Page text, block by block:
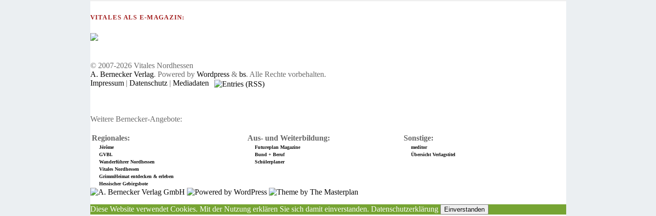
VITALES ALS E-MAGAZIN:
© 2007-2026 Vitales Nordhessen
A. Bernecker Verlag. Powered by Wordpress& bs. Alle Rechte vorbehalten.
Impressum| Datenschutz| Mediadaten
Weitere Bernecker-Angebote:
Regionales: Aus- und Weiterbildung: Sonstige:
Jérôme Futureplan Magazine
meditor
GVBl.
Bund + Beruf
Übersicht Verlagstitel
Wanderführer Nordhessen
Schülerplaner
Vitales Nordhessen
GrimmHeimat entdecken & erleben
Hessischer Gebirgsbote
Diese Website verwendet Cookies. Mit der Nutzung erklären Sie sich damit einverstanden. Datenschutzerklärung Einverstanden